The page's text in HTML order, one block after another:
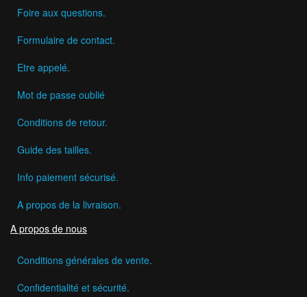
Foire aux questions.
Formulaire de contact.
Etre appelé.
Mot de passe oublié
Conditions de retour.
Guide des tailles.
Info paiement sécurisé.
A propos de la livraison.
A propos de nous
Conditions générales de vente.
Confidentialité et sécurité.